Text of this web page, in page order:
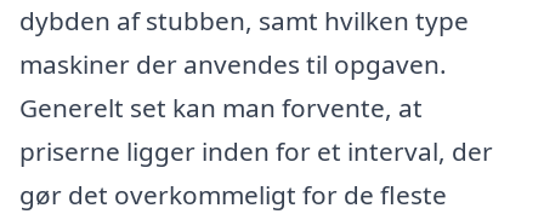
dybden af stubben, samt hvilken type
maskiner der anvendes til opgaven.
Generelt set kan man forvente, at
priserne ligger inden for et interval, der
gør det overkommeligt for de fleste